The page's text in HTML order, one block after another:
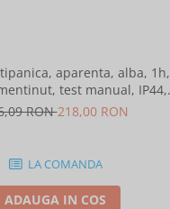
aparenta, alba, 1h,
test manual, IP44,
de siguranta, Intelight
RON218,00 RON
LA COMANDA
ADAUGA IN COS